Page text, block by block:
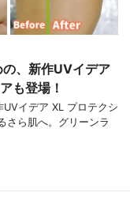
、新作UVイデア
も登場！
イデア XL プロテクシ
さら肌へ。グリーンラ